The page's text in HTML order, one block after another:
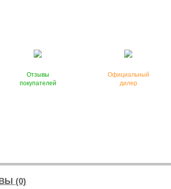
Отзывы
покупателей
Официальный
дилер
(0)